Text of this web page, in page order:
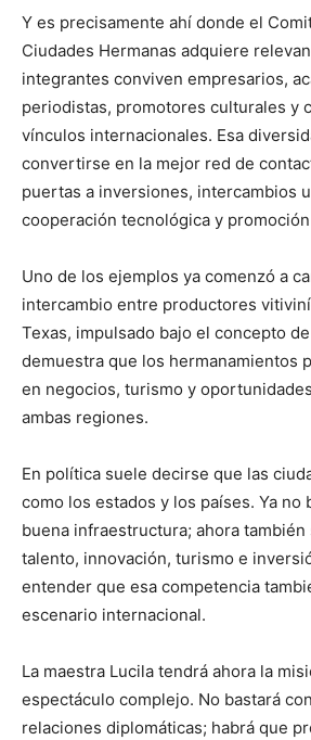
Y es precisamente ahí donde el
Ciudades Hermanas adquiere
integrantes conviven empresarios,
periodistas, promotores culturales y
vínculos internacionales. Esa
convertirse en la mejor red de
puertas a inversiones, intercambios
cooperación tecnológica y
Uno de los ejemplos ya comenzó a
intercambio entre productores
Texas, impulsado bajo el concepto
demuestra que los hermanamientos
en negocios, turismo y
ambas regiones.
En política suele decirse que las
como los estados y los países. Ya no
buena infraestructura; ahora
talento, innovación, turismo e
entender que esa competencia
escenario internacional.
La maestra Lucila tendrá ahora la
espectáculo complejo. No bastará
relaciones diplomáticas; habrá que